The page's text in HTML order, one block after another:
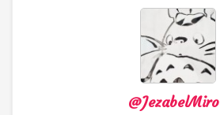
@JezabelMiro